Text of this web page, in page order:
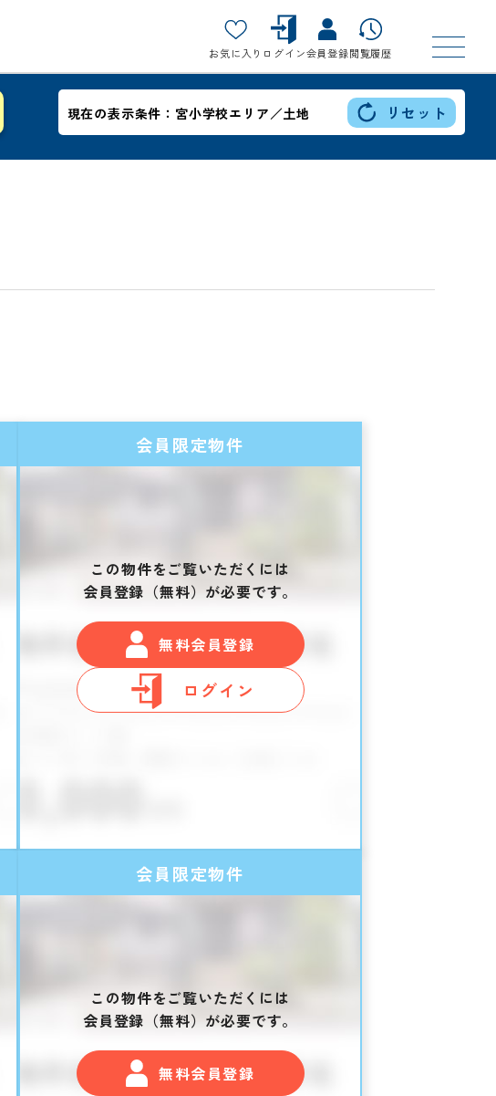
お気に入り ログイン会員登録閲覧履歴
現在の表示条件： 宮小学校エリア／土地 リセット
会員限定物件
この物件をご覧いただくには
会員登録（無料）が必要です。
無料会員登録
ログイン
会員限定物件
この物件をご覧いただくには
会員登録（無料）が必要です。
無料会員登録